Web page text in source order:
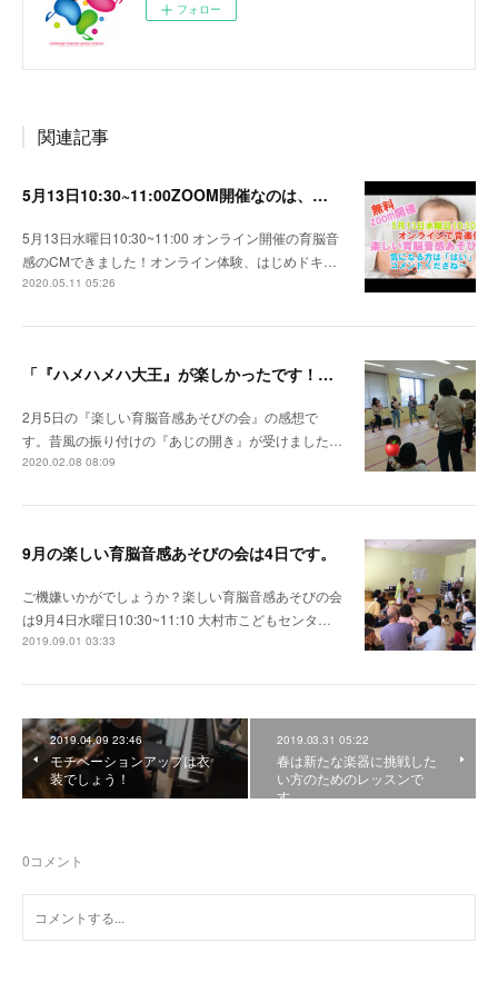
フォロー
関連記事
5月13日10:30~11:00ZOOM開催なのは、『楽しい育脳音感あそびの会』
5月13日水曜日10:30~11:00 オンライン開催の育脳音
感のCMできました！オンライン体験、はじめドキ…
2020.05.11 05:26
「『ハメハメハ大王』が楽しかったです！」嬉しい感想いただきました。
2月5日の『楽しい育脳音感あそびの会』の感想で
す。昔風の振り付けの『あじの開き』が受けました…
2020.02.08 08:09
9月の楽しい育脳音感あそびの会は4日です。
ご機嫌いかがでしょうか？楽しい育脳音感あそびの会
は9月4日水曜日10:30~11:10 大村市こどもセンタ…
2019.09.01 03:33
2019.04.09 23:46
モチベーションアップは衣
装でしょう！
2019.03.31 05:22
春は新たな楽器に挑戦した
い方のためのレッスンで
す。
0コメント